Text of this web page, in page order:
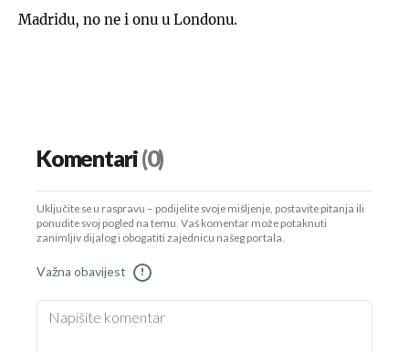
Madridu, no ne i onu u Londonu.
Komentari(0)
Uključite se u raspravu – podijelite svoje mišljenje, postavite pitanja ili
ponudite svoj pogled na temu. Vaš komentar može potaknuti
zanimljiv dijalog i obogatiti zajednicu našeg portala.
Važna obavijest !